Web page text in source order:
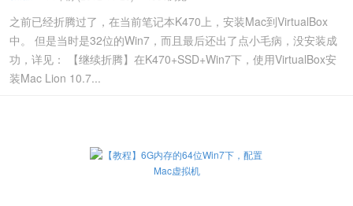
之前已经折腾过了，在当前笔记本K470上，安装Mac到VirtualBox
中。 但是当时是32位的Win7，而且最后还出了点小毛病，没安装成
功，详见： 【继续折腾】在K470+SSD+Win7下，使用VirtualBox安
装Mac Lion 10.7...